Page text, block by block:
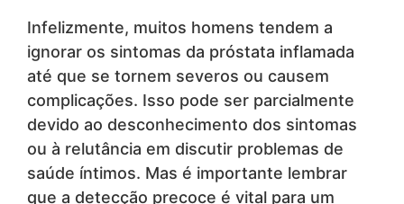
Infelizmente, muitos homens tendem a
ignorar os sintomas da próstata inflamada
até que se tornem severos ou causem
complicações. Isso pode ser parcialmente
devido ao desconhecimento dos sintomas
ou à relutância em discutir problemas de
saúde íntimos. Mas é importante lembrar
que a detecção precoce é vital para um